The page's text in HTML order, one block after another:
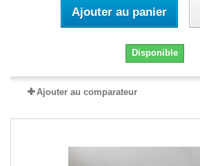
Ajouter au panier
Disponible
Ajouter au comparateur